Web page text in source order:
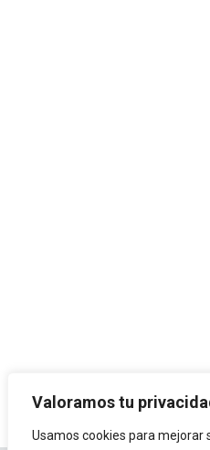
Valoramos tu
Usamos cookies para mejorar